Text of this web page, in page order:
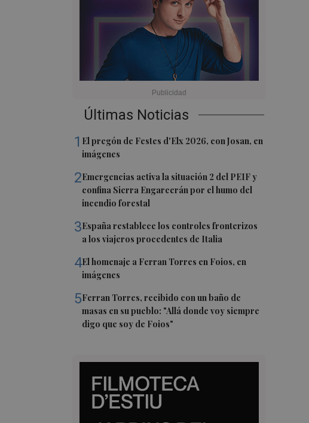
Últimas Noticias
1 El pregón de Festes d'Elx 2026, con Josan, en
imágenes
2Emergencias activa la situación 2 del PEIF y
confina Sierra Engarcerán por el humo del
incendio forestal
3España restablece los controles fronterizos
a los viajeros procedentes de Italia
4El homenaje a Ferran Torres en Foios, en
imágenes
5Ferran Torres, recibido con un baño de
masas en su pueblo: "Allá donde voy siempre
digo que soy de Foios"